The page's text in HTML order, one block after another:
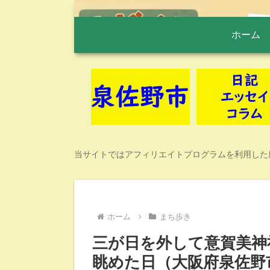
ホーム
当サイトではアフィリエイトプログラムを利用し
ホーム まち歩き
三が日を外して意賀美
眺めた日（大阪府泉佐野